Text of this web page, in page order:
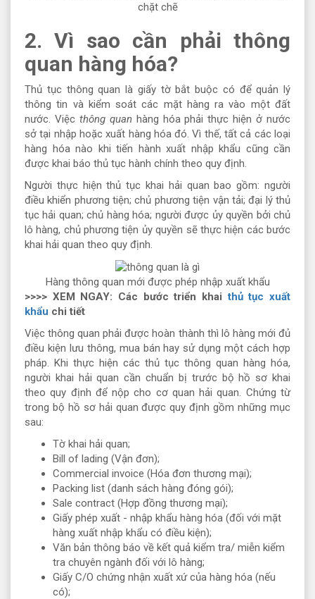
chặt chẽ
2. Vì sao cần phải thông
quan hàng hóa?
Thủ tục thông quan là giấy tờ bắt buộc có để quản lý
thông tin và kiểm soát các mặt hàng ra vào một đất
nước. Việcthông quan hàng hóa phải thực hiện ở nước
sở tại nhập hoặc xuất hàng hóa đó. Vì thế, tất cả các loại
hàng hóa nào khi tiến hành xuất nhập khẩu cũng cần
được khai báo thủ tục hành chính theo quy định.
Người thực hiện thủ tục khai hải quan bao gồm: người
điều khiển phương tiện; chủ phương tiện vận tải; đại lý thủ
tục hải quan; chủ hàng hóa; người được ủy quyền bởi chủ
lô hàng, chủ phương tiện ủy quyền sẽ thực hiện các bước
khai hải quan theo quy định.
Hàng thông quan mới được phép nhập xuất khẩu
>>>> XEM NGAY: Các bước triển khaithủ tục xuất
khẩu chi tiết
Việc thông quan phải được hoàn thành thì lô hàng mới đủ
điều kiện lưu thông, mua bán hay sử dụng một cách hợp
pháp. Khi thực hiện các thủ tục thông quan hàng hóa,
người khai hải quan cần chuẩn bị trước bộ hồ sơ khai
theo quy định để nộp cho cơ quan hải quan. Chứng từ
trong bộ hồ sơ hải quan được quy định gồm những mục
sau:
Tờ khai hải quan;
Bill of lading (Vận đơn);
Commercial invoice (Hóa đơn thương mại);
Packing list (danh sách hàng đóng gói);
Sale contract (Hợp đồng thương mại);
Giấy phép xuất - nhập khẩu hàng hóa (đối với mặt
hàng xuất nhập khẩu có điều kiện);
Văn bản thông báo về kết quả kiểm tra/ miễn kiểm
tra chuyên ngành đối với lô hàng;
Giấy C/O chứng nhận xuất xứ của hàng hóa (nếu
có);